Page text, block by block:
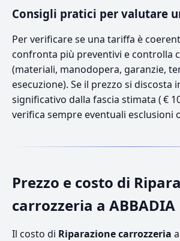
Consigli pratici per valutare
Per verificare se una tariffa è
confronta più preventivi e controlla
(materiali, manodopera, garanzie,
esecuzione). Se il prezzo si discosta
significativo dalla fascia stimata ( €
verifica sempre eventuali esclusioni
Prezzo e costo di
carrozzeria a ABBADIA
Il costo di Riparazione carrozzeria